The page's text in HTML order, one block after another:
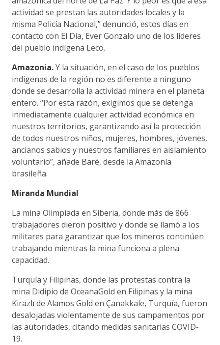
actividad se prestan las autoridades locales y la
misma Policía Nacional,” denunció, estos días en
contacto con El Día, Ever Gonzalo uno de los líderes
del pueblo indígena Leco.
Amazonia.Y la situación, en el caso de los pueblos
indígenas de la región no es diferente a ninguno
donde se desarrolla la actividad minera en el planeta
entero. “Por esta razón, exigimos que se detenga
inmediatamente cualquier actividad económica en
nuestros territorios, garantizando así la protección
de todos nuestros niños, mujeres, hombres, jóvenes,
ancianos sabios y nuestros familiares en aislamiento
voluntario”, añade Baré, desde la Amazonía
brasileña.
Miranda Mundial
La mina Olimpiada en Siberia, donde más de 866
trabajadores dieron positivo y donde se llamó a los
militares para garantizar que los mineros continúen
trabajando mientras la mina funciona a plena
capacidad.
Turquía y Filipinas, donde las protestas contra la
mina Didipio de OceanaGold en Filipinas y la mina
Kirazlı de Alamos Gold en Çanakkale, Turquía, fueron
desalojadas violentamente de sus campamentos por
las autoridades, citando medidas sanitarias COVID-
19.